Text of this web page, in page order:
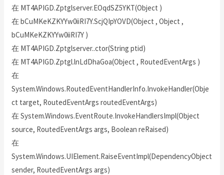
在 MT4APIGD.Zptglserver.EOqdSZ5YKT(Object )
在 bCuMKeKZKYYw0iiRI7Y.ScjQIpYOVD(Object , Object ,
bCuMKeKZKYYw0iiRI7Y )
在 MT4APIGD.Zptglserver..ctor(String ptid)
在 MT4APIGD.Zptgl.lnLdDhaGoa(Object , RoutedEventArgs )
在
System.Windows.RoutedEventHandlerInfo.InvokeHandler(Obje
ct target, RoutedEventArgs routedEventArgs)
在 System.Windows.EventRoute.InvokeHandlersImpl(Object
source, RoutedEventArgs args, Boolean reRaised)
在
System.Windows.UIElement.RaiseEventImpl(DependencyObject
sender, RoutedEventArgs args)